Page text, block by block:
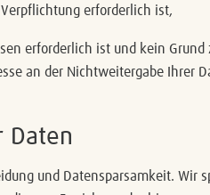
erforderlich ist,
erforderlich ist und kein Grund
an der Nichtweitergabe Ihrer
Daten
und Datensparsamkeit. Wir